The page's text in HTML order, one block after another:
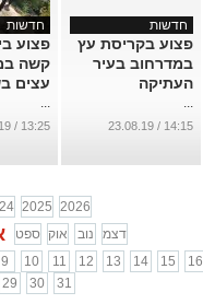
חדשות
פצוע בקריסת עץ
במדרחוב בעיר
העתיקה
...
14:15 / 23.08.19
חדשות
פצוע
קשה
עצים
...
13:25 / 23.08.19
2025 2026
ספט אוק נוב
דצמ
9 10 11 12 13 14 15 16
29 30 31